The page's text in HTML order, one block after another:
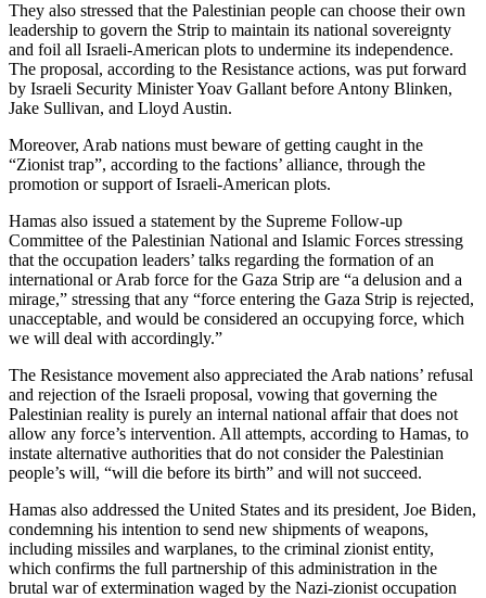
They also stressed that the Palestinian people can choose their own
leadership to govern the Strip to maintain its national sovereignty
and foil all Israeli-American plots to undermine its independence.
The proposal, according to the Resistance actions, was put forward
by Israeli Security Minister Yoav Gallant before Antony Blinken,
Jake Sullivan, and Lloyd Austin.
Moreover, Arab nations must beware of getting caught in the
“Zionist trap”, according to the factions’ alliance, through the
promotion or support of Israeli-American plots.
Hamas also issued a statement by the Supreme Follow-up
Committee of the Palestinian National and Islamic Forces stressing
that the occupation leaders’ talks regarding the formation of an
international or Arab force for the Gaza Strip are “a delusion and a
mirage,” stressing that any “force entering the Gaza Strip is rejected,
unacceptable, and would be considered an occupying force, which
we will deal with accordingly.”
The Resistance movement also appreciated the Arab nations’ refusal
and rejection of the Israeli proposal, vowing that governing the
Palestinian reality is purely an internal national affair that does not
allow any force’s intervention. All attempts, according to Hamas, to
instate alternative authorities that do not consider the Palestinian
people’s will, “will die before its birth” and will not succeed.
Hamas also addressed the United States and its president, Joe Biden,
condemning his intention to send new shipments of weapons,
including missiles and warplanes, to the criminal zionist entity,
which confirms the full partnership of this administration in the
brutal war of extermination waged by the Nazi-zionist occupation